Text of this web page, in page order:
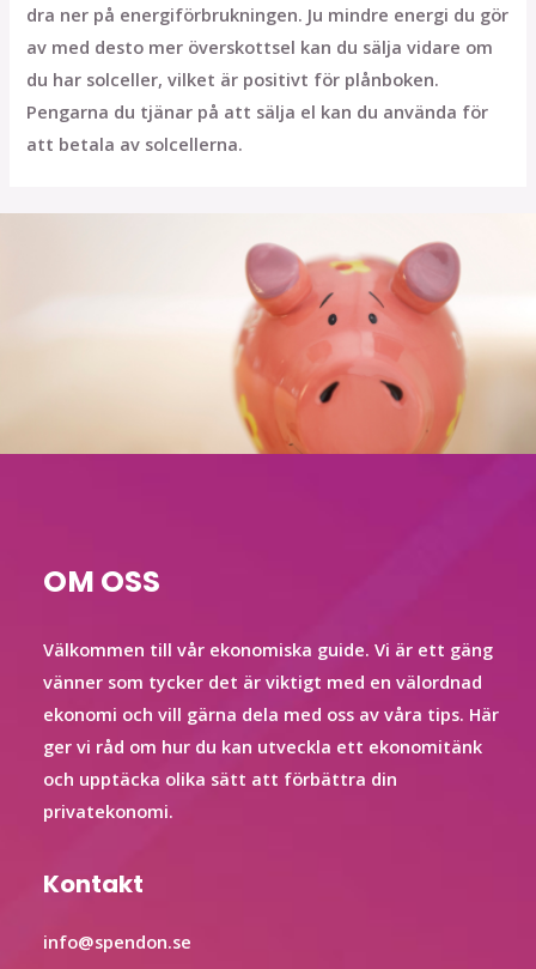
dra ner på energiförbrukningen. Ju mindre energi du gör
av med desto mer överskottsel kan du sälja vidare om
du har solceller, vilket är positivt för plånboken.
Pengarna du tjänar på att sälja el kan du använda för
att betala av solcellerna.
OM OSS
Välkommen till vår ekonomiska guide. Vi är ett gäng
vänner som tycker det är viktigt med en välordnad
ekonomi och vill gärna dela med oss av våra tips. Här
ger vi råd om hur du kan utveckla ett ekonomitänk
och upptäcka olika sätt att förbättra din
privatekonomi.
Kontakt
info@spendon.se